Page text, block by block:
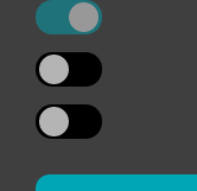
STARTSEITE